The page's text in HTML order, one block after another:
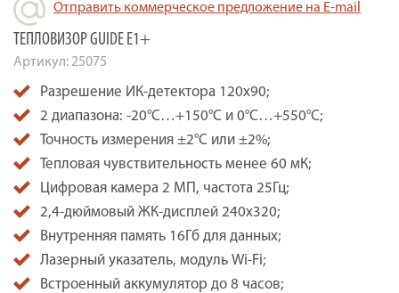
Отправить коммерческое предложение на E-mail
ТЕПЛОВИЗОР GUIDE E1+
Артикул:25075
Разрешение ИК-детектора 120x90;
2 диапазона: -20°C…+150°C и 0°C…+550°C;
Точность измерения ±2°C или ±2%;
Тепловая чувствительность менее 60 мК;
Цифровая камера 2 МП, частота 25Гц;
2,4-дюймовый ЖК-дисплей 240х320;
Внутренняя память 16Гб для данных;
Лазерный указатель, модуль Wi-Fi;
Встроенный аккумулятор до 8 часов;